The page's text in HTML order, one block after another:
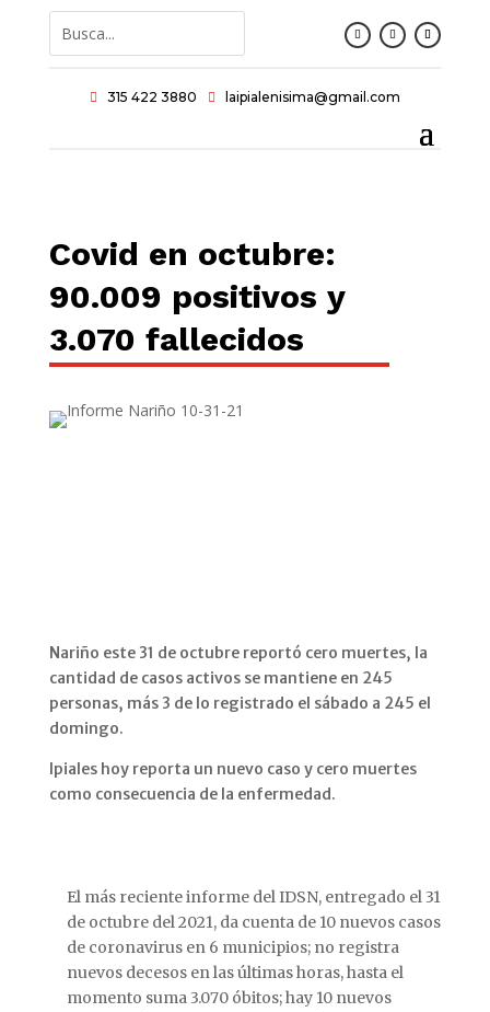
 315 422 3880  laipialenisima@gmail.com
Covid en octubre:
90.009 positivos y
3.070 fallecidos
Nariño este 31 de octubre reportó cero muertes, la
cantidad de casos activos se mantiene en 245
personas, más 3 de lo registrado el sábado a 245 el
domingo.
Ipiales hoy reporta un nuevo caso y cero muertes
como consecuencia de la enfermedad.
El más reciente informe del IDSN, entregado el 31
de octubre del 2021, da cuenta de 10 nuevos casos
de coronavirus en 6 municipios; no registra
nuevos decesos en las últimas horas, hasta el
momento suma 3.070 óbitos; hay 10 nuevos